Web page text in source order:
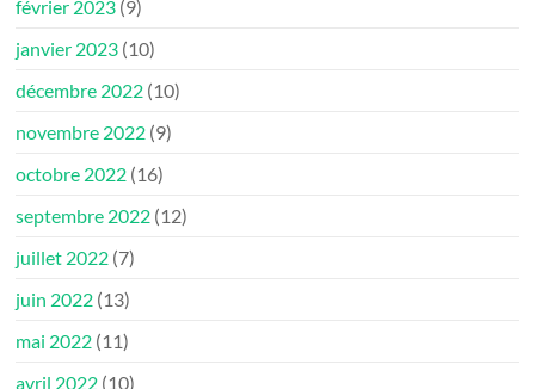
février 2023 (9)
janvier 2023 (10)
décembre 2022 (10)
novembre 2022 (9)
octobre 2022 (16)
septembre 2022 (12)
juillet 2022 (7)
juin 2022 (13)
mai 2022 (11)
avril 2022 (10)